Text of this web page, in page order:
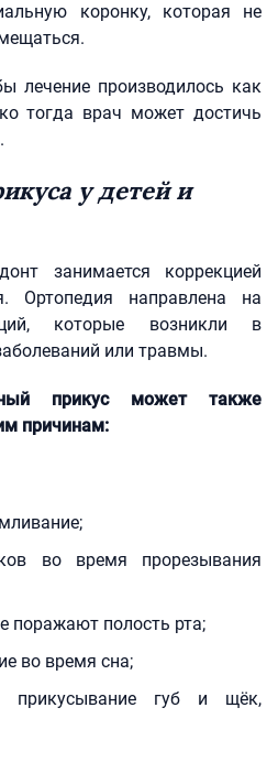
коронку, которая не
лечение производилось как
тогда врач может достичь
у детей и
занимается коррекцией
Ортопедия направлена на
которые возникли в
или травмы.
прикус может также
причинам:
во время прорезывания
поражают полость рта;
во время сна;
прикусывание губ и щёк,